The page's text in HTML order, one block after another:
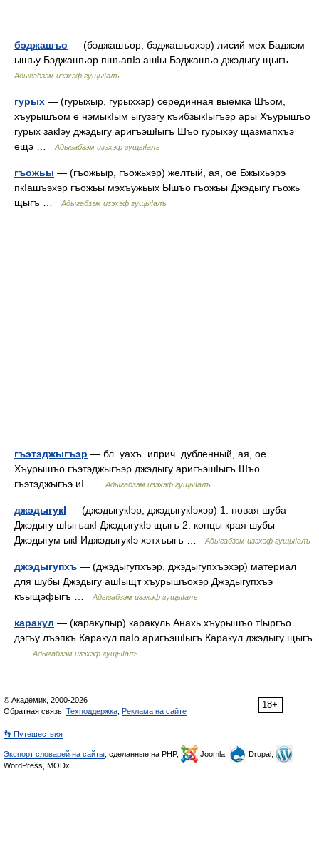
бэджашъо — (бэджашъор, бэджашъохэр) лисий мех Баджэм
ышъу Бэджашъор пшъапIэ ашIы Бэджашъо джэдыгу щыгъ …
Адыгабзэм изэхэф гущыIалъ
гурых — (гурыхыр, гурыххэр) серединная выемка Шъом,
хъурышъом е нэмыкIым ыгузэгу къибзыкIыгъэр ары Хъурышъо
гурых закIэу джэдыгу аригъэшIыгъ Шъо гурыхэу щазмапхъэ
ещэ …
Адыгабзэм изэхэф гущыIалъ
гъожьы — (гъожьыр, гъожьхэр) желтый, ая, ое Бжыхьэрэ
пкIашъэхэр гъожьы мэхъужьых Ышъо гъожьы Джэдыгу гъожь
щыгъ …
Адыгабзэм изэхэф гущыIалъ
гъэтэджыгъэр — бл. уахъ. иприч. дубленный, ая, ое
Хъурышъо гъэтэджыгъэр джэдыгу аригъэшIыгъ Шъо
гъэтэджыгъэ иI …
Адыгабзэм изэхэф гущыIалъ
джэдыгукI — (джэдыгукIэр, джэдыгукIэхэр) 1. новая шуба
Джэдыгу шIыгъакI ДжэдыгукIэ щыгъ 2. концы края шубы
Джэдыгум ыкI ИджэдыгукIэ хэтхъыгъ …
Адыгабзэм изэхэф гущыIалъ
джэдыгупхъ — (джэдыгупхъэр, джэдыгупхъэхэр) материал
для шубы Джэдыгу ашIыщт хъурышъохэр Джэдыгупхъэ
къыщэфыгъ …
Адыгабзэм изэхэф гущыIалъ
каракул — (каракулыр) каракуль Анахь хъурышъо тIыргъо
дэгъу лъэпкъ Каракул паIо аригъэшIыгъ Каракул джэдыгу щыгъ
Адыгабзэм изэхэф гущыIалъ
18+
© Академик, 2000-2026
Обратная связь: Техподдержка Реклама на сайте
👣 Путешествия
Экспорт словарей на сайты , сделанные на PHP, Joomla,
Drupal,
WordPress, MODx.